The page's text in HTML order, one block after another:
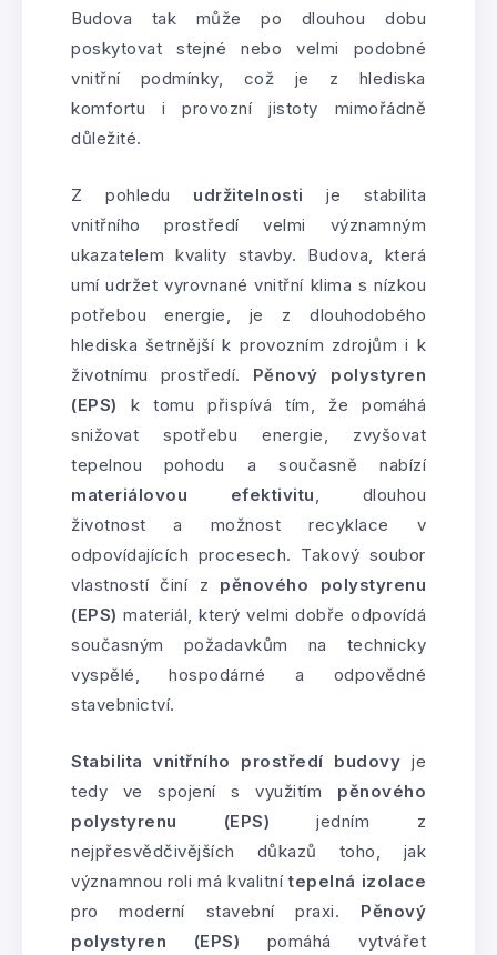
Budova tak může po dlouhou dobu
poskytovat stejné nebo velmi podobné
vnitřní podmínky, což je z hlediska
komfortu i provozní jistoty mimořádně
důležité.
Z pohledu udržitelnosti je stabilita
vnitřního prostředí velmi významným
ukazatelem kvality stavby. Budova, která
umí udržet vyrovnané vnitřní klima s nízkou
potřebou energie, je z dlouhodobého
hlediska šetrnější k provozním zdrojům i k
životnímu prostředí. Pěnový polystyren
(EPS) k tomu přispívá tím, že pomáhá
snižovat spotřebu energie, zvyšovat
tepelnou pohodu a současně nabízí
materiálovou efektivitu, dlouhou
životnost a možnost recyklace v
odpovídajících procesech. Takový soubor
vlastností činí z pěnového polystyrenu
(EPS) materiál, který velmi dobře odpovídá
současným požadavkům na technicky
vyspělé, hospodárné a odpovědné
stavebnictví.
Stabilita vnitřního prostředí budovy je
tedy ve spojení s využitím pěnového
polystyrenu (EPS) jedním z
nejpřesvědčivějších důkazů toho, jak
významnou roli má kvalitnítepelná izolace
pro moderní stavební praxi. Pěnový
polystyren (EPS) pomáhá vytvářet